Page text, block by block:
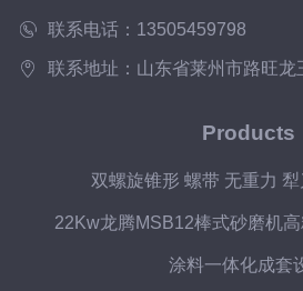
联系电话：13505459798
联系地址：山东省莱州市路旺龙
Products
双螺旋锥形 螺带 无重力
22Kw龙腾MSB12棒式砂磨机
涂料一体化成套